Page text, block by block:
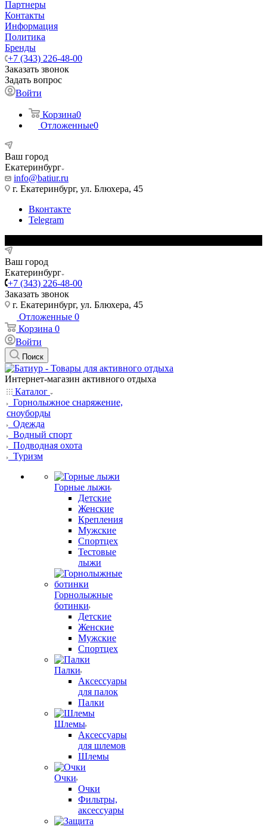
Партнеры
Контакты
Информация
Политика
Бренды
+7 (343) 226-48-00
Заказать звонок
Задать вопрос
Войти
Корзина0
Отложенные0
Ваш город
Екатеринбург
info@batiur.ru
г. Екатеринбург, ул. Блюхера, 45
Вконтакте
Telegram
Ваш город
Екатеринбург
+7 (343) 226-48-00
Заказать звонок
г. Екатеринбург, ул. Блюхера, 45
Отложенные 0
Корзина 0
Войти
Поиск
Интернет-магазин активного отдыха
Каталог
Горнолыжное снаряжение,
сноуборды
Одежда
Водный спорт
Подводная охота
Туризм
Горные лыжи
Детские
Женские
Крепления
Мужские
Спортцех
Тестовые
лыжи
Горнолыжные
ботинки
Детские
Женские
Мужские
Спортцех
Палки
Аксессуары
для палок
Палки
Шлемы
Аксессуары
для шлемов
Шлемы
Очки
Очки
Фильтры,
аксессуары